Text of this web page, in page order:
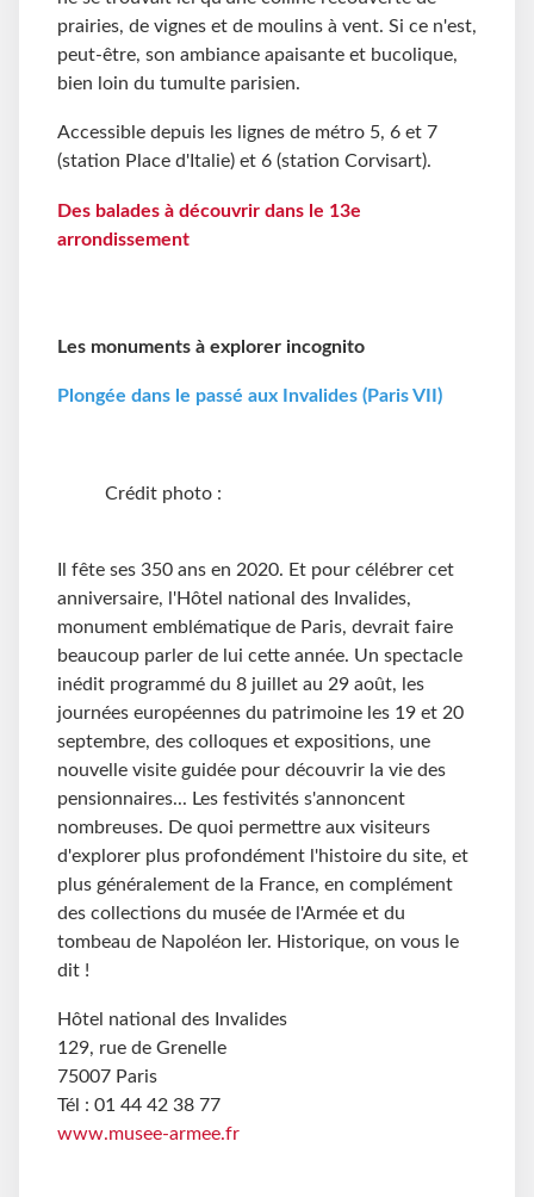
prairies, de vignes et de moulins à vent. Si ce n'est,
peut-être, son ambiance apaisante et bucolique,
bien loin du tumulte parisien.
Accessible depuis les lignes de métro 5, 6 et 7
(station Place d'Italie) et 6 (station Corvisart).
Des balades à découvrir dans le 13e
arrondissement
Les monuments à explorer incognito
Plongée dans le passé aux Invalides (Paris VII)
Crédit photo :
Il fête ses 350 ans en 2020. Et pour célébrer cet
anniversaire, l'Hôtel national des Invalides,
monument emblématique de Paris, devrait faire
beaucoup parler de lui cette année. Un spectacle
inédit programmé du 8 juillet au 29 août, les
journées européennes du patrimoine les 19 et 20
septembre, des colloques et expositions, une
nouvelle visite guidée pour découvrir la vie des
pensionnaires... Les festivités s'annoncent
nombreuses. De quoi permettre aux visiteurs
d'explorer plus profondément l'histoire du site, et
plus généralement de la France, en complément
des collections du musée de l'Armée et du
tombeau de Napoléon Ier. Historique, on vous le
dit !
Hôtel national des Invalides
129, rue de Grenelle
75007 Paris
Tél : 01 44 42 38 77
www.musee-armee.fr